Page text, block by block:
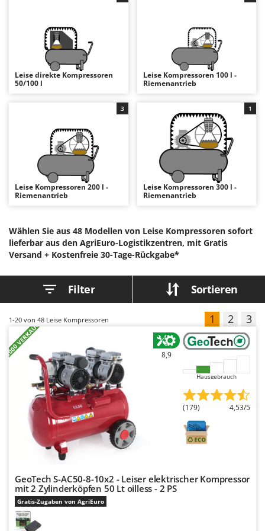
Atemschutzgeräte
Aufroller für Olivennetze
Aufschnittmaschinen
Auslegemulcher für Traktoren
Balkenmäher
Bandsägen
Batterieladegeräte - Starthilfegeräte
Baum- und Astscheren - manuell
Bindezangen - elektrisch
Bodenfräsen für Traktor
Bodenreinigungsmaschinen
Brutmaschinen Inkubatoren
D Dampfreiniger und Dampfbesen
Einachsschlepper
Elektrische Tauchpumpen
Erdbohrer
Erntenetze für Obst und Oliven
Feldspritzen für Pflanzenschutz
Fensterreiniger
Fleischwolf
Annovi Reverberi
ANTHBOT
Archman
Arco
Ariete
Artus
Attila
Ausonia
B
Baesso
Bahco
Barbieri
Batavia
Beper
Bernardi
Bertolini Pumps
Besser Vacuum
Bestway
Beta tools
Bissell
BlackStone
Blue Bird
Bomet
Leise direkte Kompressoren
50/100 l
Leise Kompressoren 100 l -
Riemenantrieb
Leise Kompressoren 200 l -
Riemenantrieb
3
Leise Kompressoren 300 l -
Riemenantrieb
1
Wählen Sie aus 48 Modellen von Leise Kompressoren sofort
lieferbar aus den AgriEuro-Logistikzentren, mit Gratis
Versand + Kostenfreie 30-Tage-Rückgabe*
Filter Sortieren
1-20 von 48 Leise Kompressoren 1 2 3
+1000 VERKAUFT 8,9
Hausgebrauch
(179) 4,53/5
GeoTech S-AC50-8-10x2 - Leiser elektrischer Kompressor
mit 2 Zylinderköpfen 50 Lt oilless - 2 PS
Gratis-Zugaben von AgriEuro